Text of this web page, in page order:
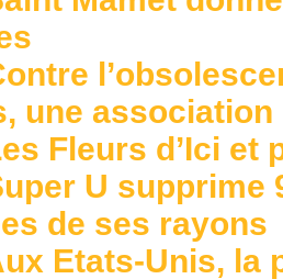
une
Fleurs d’Ici et
U supprime
de ses rayons
Etats-Unis, la